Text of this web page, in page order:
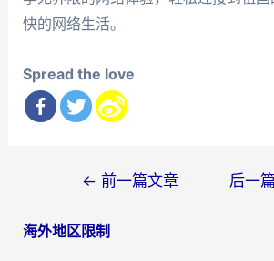
快的网络生活。
Spread the love
导
← 前一篇文章 后一
海外地区限制